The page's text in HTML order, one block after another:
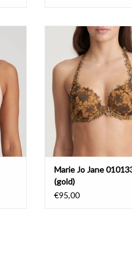
Marie Jo Jane
Hartmodel.
limited edition
TOEVOEGEN AAN
Marie Jo Jane
(gold)
€95,00